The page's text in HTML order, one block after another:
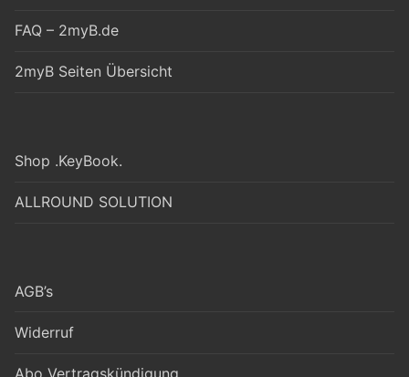
FAQ – 2myB.de
2myB Seiten Übersicht
Shop .KeyBook.
ALLROUND SOLUTION
AGB’s
Widerruf